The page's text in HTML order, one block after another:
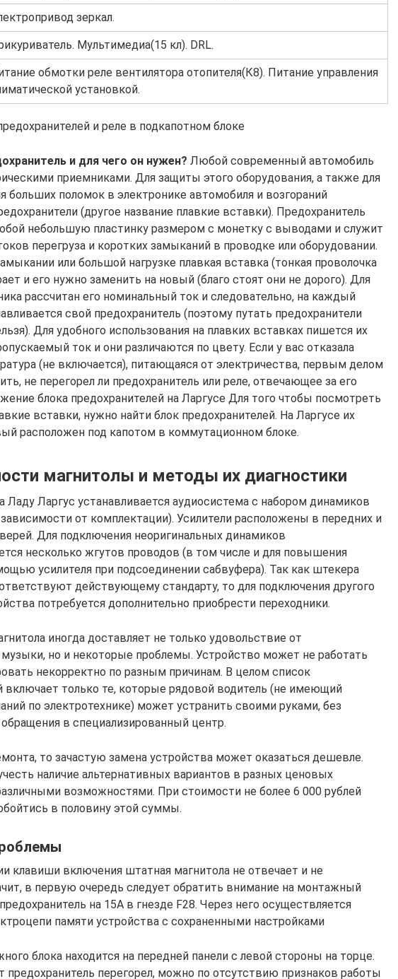
зеркал.
Мультимедиа(15 кл). DRL.
обмотки реле вентилятора отопителя(К8). Питание управления
установкой.
и реле в подкапотном блоке
и для чего он нужен? Любой современный автомобиль
приемниками. Для защиты этого оборудования, а также для
больших поломок в электронике автомобиля и возгораний
(другое название плавкие вставки). Предохранитель
небольшую пластинку размером с монетку с выводами и служит
перегруза и коротких замыканий в проводке или оборудовании.
или большой нагрузке плавкая вставка (тонкая проволочка
и его нужно заменить на новый (благо стоят они не дорого). Для
рассчитан его номинальный ток и следовательно, на каждый
свой предохранитель (поэтому путать предохранители
Для удобного использования на плавких вставках пишется их
ток и они различаются по цвету. Если у вас отказала
(не включается), питающаяся от электричества, первым делом
не перегорел ли предохранитель или реле, отвечающее за его
блока предохранителей на Ларгусе Для того чтобы посмотреть
вставки, нужно найти блок предохранителей. На Ларгусе их
расположен под капотом в коммутационном блоке.
магнитолы и методы их диагностики
Ладу Ларгус устанавливается аудиосистема с набором динамиков
от комплектации). Усилители расположены в передних и
Для подключения неоригинальных динамиков
несколько жгутов проводов (в том числе и для повышения
усилителя при подсоединении сабвуфера). Так как штекера
действующему стандарту, то для подключения другого
потребуется дополнительно приобрести переходники.
иногда доставляет не только удовольствие от
но и некоторые проблемы. Устройство может не работать
некорректно по разным причинам. В целом список
включает только те, которые рядовой водитель (не имеющий
по электротехнике) может устранить своими руками, без
в специализированный центр.
то зачастую замена устройства может оказаться дешевле.
наличие альтернативных вариантов в разных ценовых
возможностями. При стоимости не более 6 000 рублей
в половину этой суммы.
клавиши включения штатная магнитола не отвечает и не
в первую очередь следует обратить внимание на монтажный
на 15А в гнезде F28. Через него осуществляется
памяти устройства с сохраненными настройками
блока находится на передней панели с левой стороны на торце.
предохранитель перегорел, можно по отсутствию признаков работы